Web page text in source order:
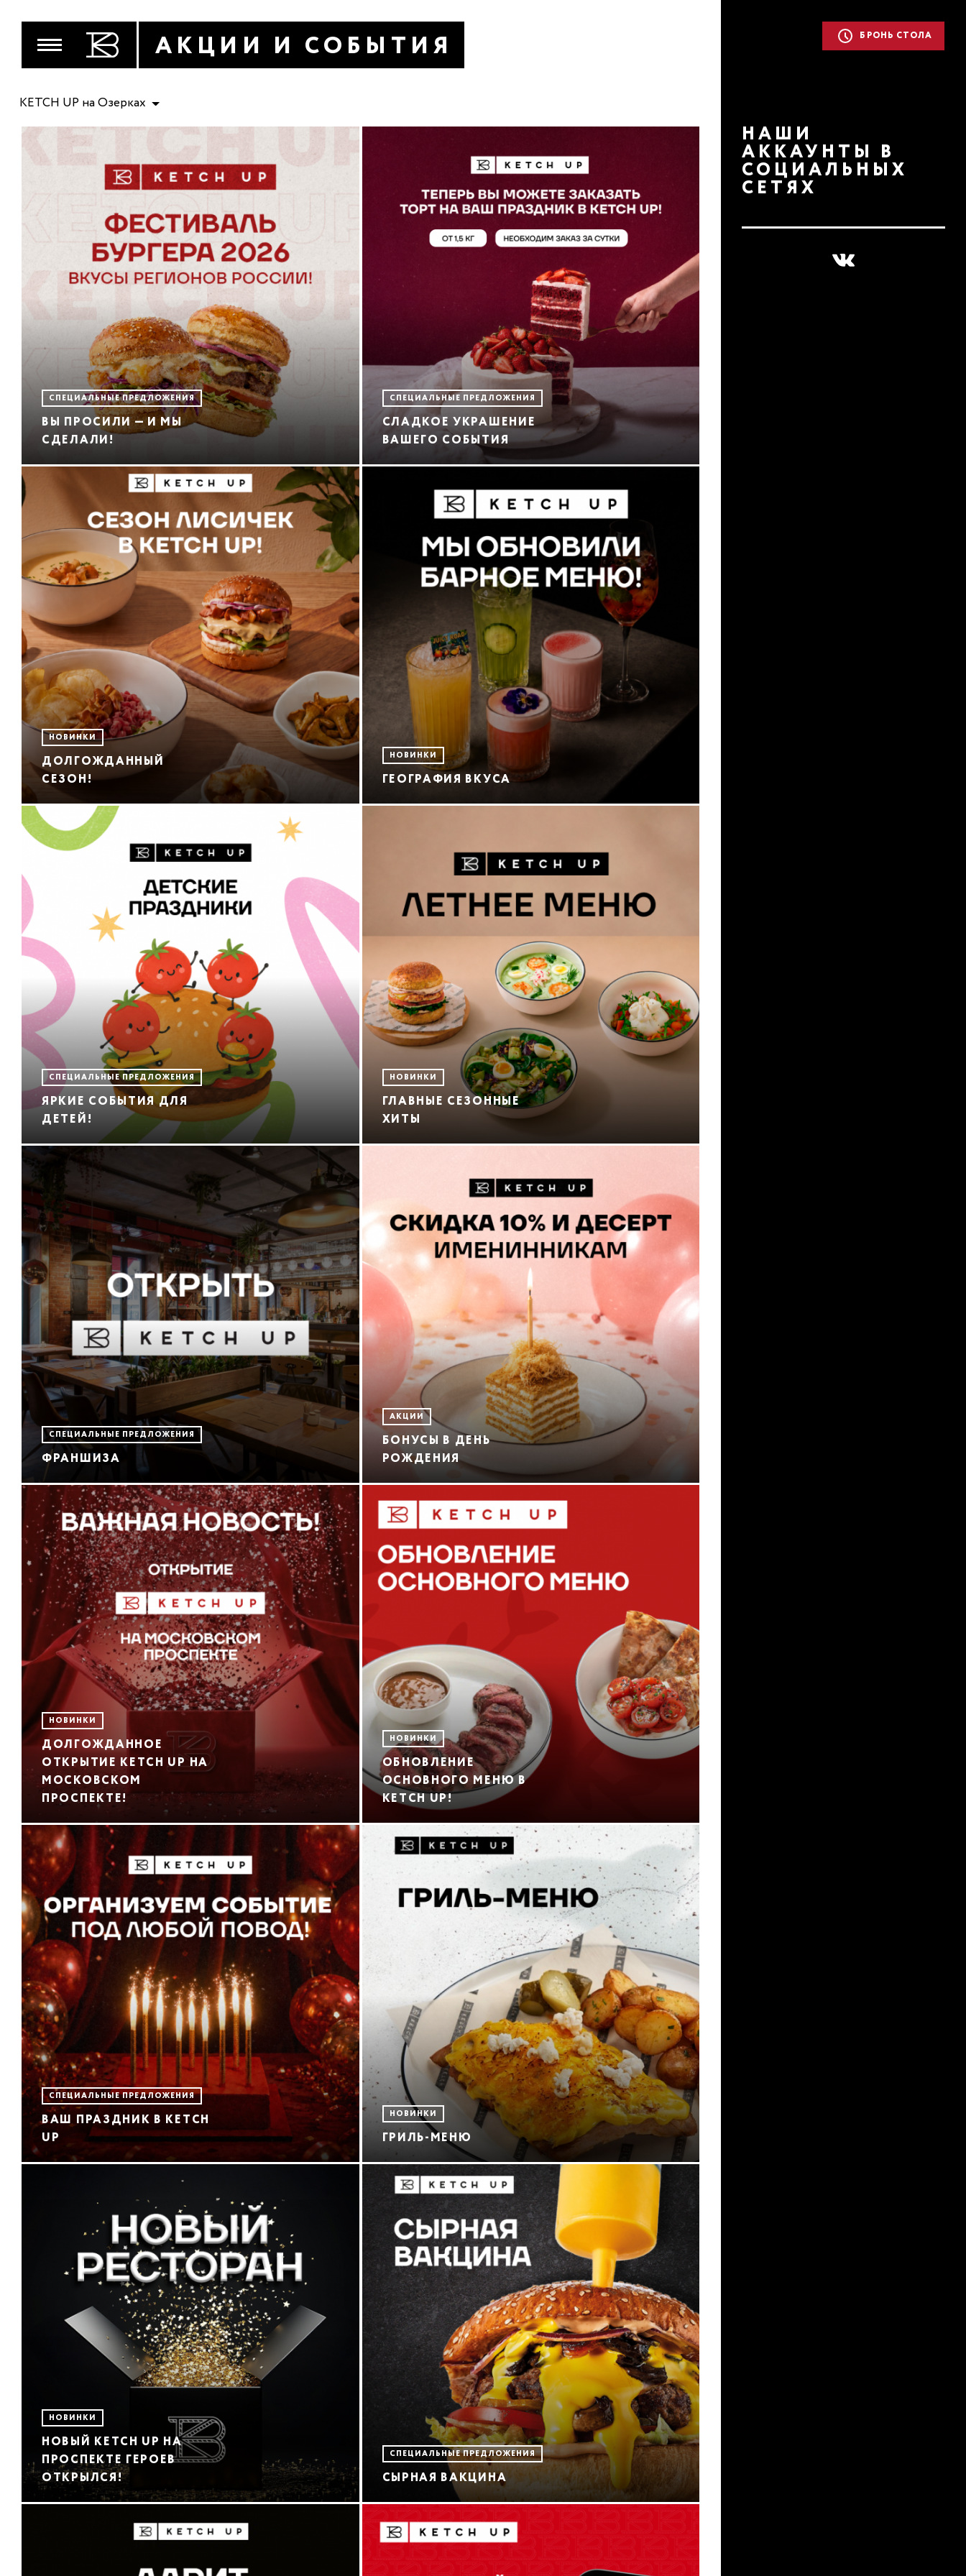
АКЦИИ И СОБЫТИЯ
МЕНЮ
БРОНЬ СТОЛА
KETCH UP на Озерках
СПЕЦИАЛЬНЫЕ ПРЕДЛОЖЕНИЯ
ВЫ ПРОСИЛИ — И МЫ
СДЕЛАЛИ!
СПЕЦИАЛЬНЫЕ ПРЕДЛОЖЕНИЯ
СЛАДКОЕ УКРАШЕНИЕ
ВАШЕГО СОБЫТИЯ
НОВИНКИ
ДОЛГОЖДАННЫЙ
СЕЗОН!
НОВИНКИ
ГЕОГРАФИЯ ВКУСА
СПЕЦИАЛЬНЫЕ ПРЕДЛОЖЕНИЯ
ЯРКИЕ СОБЫТИЯ ДЛЯ
ДЕТЕЙ!
НОВИНКИ
ГЛАВНЫЕ СЕЗОННЫЕ
ХИТЫ
СПЕЦИАЛЬНЫЕ ПРЕДЛОЖЕНИЯ
ФРАНШИЗА
АКЦИИ
БОНУСЫ В ДЕНЬ
РОЖДЕНИЯ
НОВИНКИ
ДОЛГОЖДАННОЕ
ОТКРЫТИЕ KETCH UP НА
МОСКОВСКОМ
ПРОСПЕКТЕ!
НОВИНКИ
ОБНОВЛЕНИЕ
ОСНОВНОГО МЕНЮ В
KETCH UP!
СПЕЦИАЛЬНЫЕ ПРЕДЛОЖЕНИЯ
ВАШ ПРАЗДНИК В KETCH
UP
НОВИНКИ
ГРИЛЬ-МЕНЮ
НОВИНКИ
НОВЫЙ KETCH UP НА
ПРОСПЕКТЕ ГЕРОЕВ
ОТКРЫЛСЯ!
СПЕЦИАЛЬНЫЕ ПРЕДЛОЖЕНИЯ
СЫРНАЯ ВАКЦИНА
НАШИ
АККАУНТЫ В
СОЦИАЛЬНЫХ
СЕТЯХ